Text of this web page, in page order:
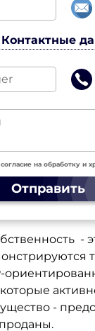
Контактные
на обработку и
Отправить
-